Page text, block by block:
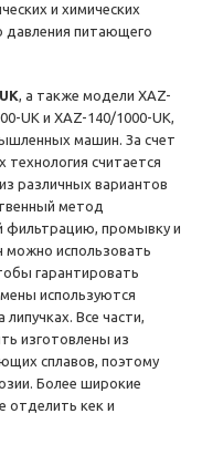
и химических
давления питающего
, а также модели XAZ-
UK и XAZ-140/1000-UK,
машин. За счет
считается
различных вариантов
метод
фильтрацию, промывку и
можно использовать
гарантировать
используются
Все части,
изготовлены из
сплавов, поэтому
Более широкие
отделить кек и